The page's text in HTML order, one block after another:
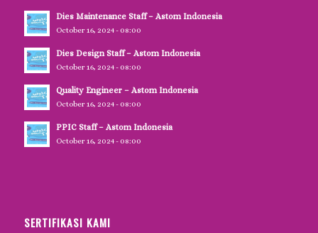
Dies Maintenance Staff – Astom Indonesia
October 16, 2024 - 08:00
Dies Design Staff – Astom Indonesia
October 16, 2024 - 08:00
Quality Engineer – Astom Indonesia
October 16, 2024 - 08:00
PPIC Staff – Astom Indonesia
October 16, 2024 - 08:00
SERTIFIKASI KAMI